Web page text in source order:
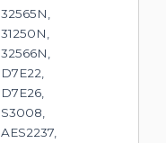
32565N,
31250N,
32566N,
D7E22,
D7E26,
S3008,
AES2237,